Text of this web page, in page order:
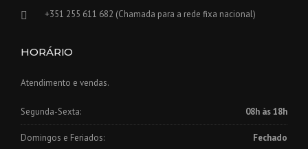
+351 255 611 682 (Chamada para a rede fixa nacional)
HORÁRIO
Atendimento e vendas.
Segunda-Sexta: 08h às 18h
Domingos e Feriados: Fechado